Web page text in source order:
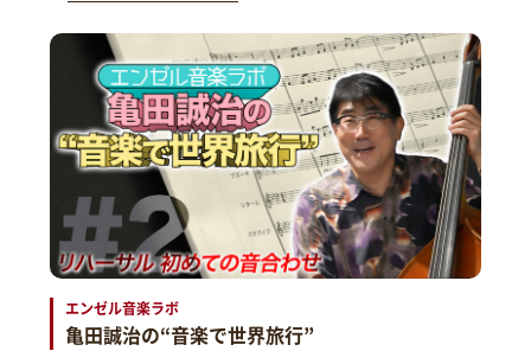
エンゼル音楽ラボ
亀田誠治の“音楽で世界旅行”